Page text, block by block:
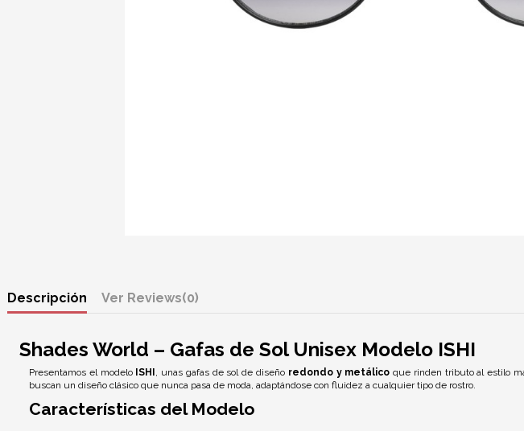
Descripción Reviews(0)
Shades World – Gafas de Sol Unisex Modelo ISHI
Presentamos el modelo ISHI , unas gafas de sol de diseño redondo y metálico que rinden tributo al estilo
buscan un diseño clásico que nunca pasa de moda, adaptándose con fluidez a cualquier tipo de rostro.
Características del Modelo